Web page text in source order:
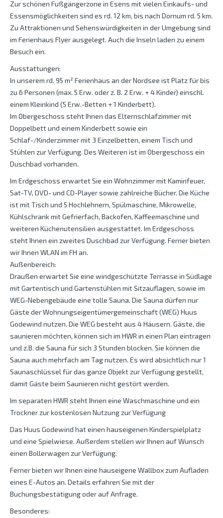
Zur schönen Fußgängerzone in Esens mit vielen Einkaufs- und
Essensmöglichkeiten sind es rd. 12 km, bis nach Dornum rd. 5 km.
Zu Attraktionen und Sehenswürdigkeiten in der Umgebung sind
im Ferienhaus Flyer ausgelegt. Auch die Inseln laden zu einem
Besuch ein.
Ausstattungen:
In unserem rd. 95 m² Ferienhaus an der Nordsee ist Platz für bis
zu 6 Personen (max. 5 Erw. oder z. B. 2 Erw. + 4 Kinder) einschl.
einem Kleinkind (5 Erw.-Betten + 1 Kinderbett).
Im Obergeschoss steht Ihnen das Elternschlafzimmer mit
Doppelbett und einem Kinderbett sowie ein
Schlaf-/Kinderzimmer mit 3 Einzelbetten, einem Tisch und
Stühlen zur Verfügung. Des Weiteren ist im Obergeschoss ein
Duschbad vorhanden.
Im Erdgeschoss erwartet Sie ein Wohnzimmer mit Kaminfeuer,
Sat-TV, DVD- und CD-Player sowie zahlreiche Bücher. Die Küche
ist mit Tisch und 5 Hochlehnern, Spülmaschine, Mikrowelle,
Kühlschrank mit Gefrierfach, Backofen, Kaffeemaschine und
weiteren Küchenutensilien ausgestattet. Im Erdgeschoss
steht Ihnen ein zweites Duschbad zur Verfügung. Ferner bieten
wir Ihnen WLAN im FH an.
Außenbereich:
Draußen erwartet Sie eine windgeschützte Terrasse in Südlage
mit Gartentisch und Gartenstühlen mit Sitzauflagen, sowie im
WEG-Nebengebäude eine tolle Sauna. Die Sauna dürfen nur
Gäste der Wohnungseigentümergemeinschaft (WEG) Huus
Godewind nutzen. Die WEG besteht aus 4 Häusern. Gäste, die
saunieren möchten, können sich im HWR in einen Plan eintragen
und z.B. die Sauna für sich 3 Stunden blocken. Sie können die
Sauna auch mehrfach am Tag nutzen. Es wird absichtlich nur 1
Saunaschlüssel für das ganze Objekt zur Verfügung gestellt,
damit Gäste beim Saunieren nicht gestört werden.
Im separaten HWR steht Ihnen eine Waschmaschine und ein
Trockner zur kostenlosen Nutzung zur Verfügung
Das Huus Godewind hat einen hauseigenen Kinderspielplatz
und eine Spielwiese. Außerdem stellen wir Ihnen auf Wunsch
einen Bollerwagen zur Verfügung.
Ferner bieten wir Ihnen eine hauseigene Wallbox zum Aufladen
eines E-Autos an. Details erfahren Sie mit der
Buchungsbestätigung oder auf Anfrage.
Besonderes: